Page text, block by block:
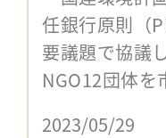
任銀行原則（
要議題で協議
NGO12団体
2023/05/29